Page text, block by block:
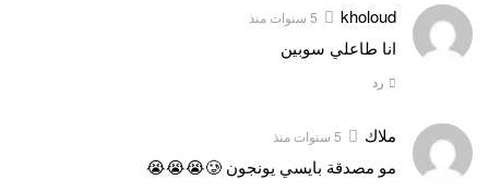
kholoud 5 سنوات منذ
انا طاعلي سوبين
رد
ملاك 5 سنوات منذ
مو مصدقة بايسي يونجون 🥲😭😭😭